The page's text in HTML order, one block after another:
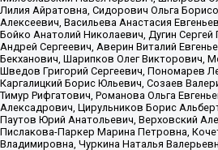
Лилия Айратовна, Сидорович Ольга
Алексеевич, Васильева Анастасия
Бойко Анатолий Николаевич, Дугин
Андрей Сергеевич, Аверин Виталий
Бекханович, Шарипков Олег Викторович,
Шведов Григорий Сергеевич, Пономарев
Каргалицкий Борис Юльевич, Созаев
Тимур Рифгатович, Романова Ольга
Алексадрович, Цирульников Борис
Паутов Юрий Анатольевич, Верховский
Пислакова-Паркер Марина Петровна,
Владимировна, Чуркина Наталья